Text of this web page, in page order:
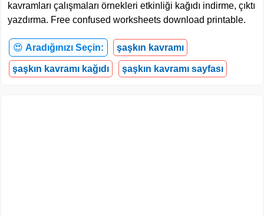
kavramları çalışmaları örnekleri etkinliği kağıdı indirme, çıktı
yazdırma. Free confused worksheets download printable.
😍 Aradığınızı Seçin: şaşkın kavramı
şaşkın kavramı kağıdı şaşkın kavramı sayfası